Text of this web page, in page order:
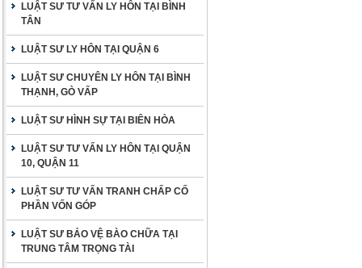
LUẬT SƯ TƯ VẤN LY HÔN TẠI BÌNH
TÂN
LUẬT SƯ LY HÔN TẠI QUẬN 6
LUẬT SƯ CHUYÊN LY HÔN TẠI BÌNH
THẠNH, GÒ VẤP
LUẬT SƯ HÌNH SỰ TẠI BIÊN HÒA
LUẬT SƯ TƯ VẤN LY HÔN TẠI QUẬN
10, QUẬN 11
LUẬT SƯ TƯ VẤN TRANH CHẤP CỐ
PHẦN VỐN GÓP
LUẬT SƯ BẢO VỆ BÀO CHỮA TẠI
TRUNG TÂM TRỌNG TÀI